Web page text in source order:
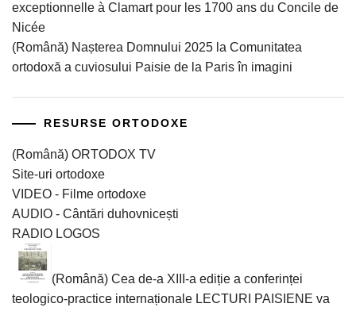
exceptionnelle à Clamart pour les 1700 ans du Concile de
Nicée
(Română) Nașterea Domnului 2025 la Comunitatea
ortodoxă a cuviosului Paisie de la Paris în imagini
RESURSE ORTODOXE
(Română) ORTODOX TV
Site-uri ortodoxe
VIDEO - Filme ortodoxe
AUDIO - Cântări duhovnicești
RADIO LOGOS
(Română) Cea de-a XIII-a ediție a conferinței
teologico-practice internaționale LECTURI PAISIENE va